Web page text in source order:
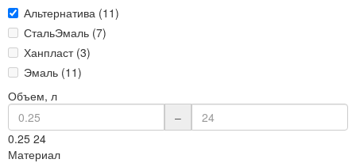
Альтернатива (11)
СтальЭмаль (7)
Ханпласт (3)
Эмаль (11)
Объем, л
–
0.25 24
Материал